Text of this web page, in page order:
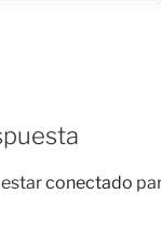
conectado